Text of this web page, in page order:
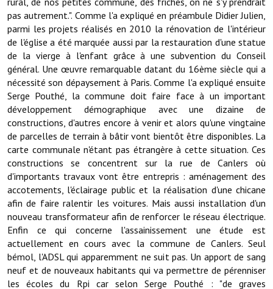
Communauté de communes
Autres groupements
Les réseaux partenaires
L'association des maires
L'office de tourisme
Le conseil départemental
VILLE PRATIQUE
Services publics intercommunaux
Affaires scolaires, CCAS
Eaux, assainissement
France services
pas autrement.". Comme l'a expliqué en préambule Didier Julien,
parmi les projets réalisés en 2010 la rénovation de l'intérieur
de l'église a été marquée aussi par la restauration d'une statue
de la vierge à l'enfant grâce à une subvention du Conseil
général. Une œuvre remarquable datant du 16ème siècle qui a
nécessité son dépaysement à Paris. Comme l'a expliqué ensuite
Serge Pouthé, la commune doit faire face à un important
développement démographique avec une dizaine de
constructions, d'autres encore à venir et alors qu'une vingtaine
de parcelles de terrain à bâtir vont bientôt être disponibles. La
carte communale n'étant pas étrangère à cette situation. Ces
constructions se concentrent sur la rue de Canlers où
d'importants travaux vont être entrepris : aménagement des
accotements, l'éclairage public et la réalisation d'une chicane
afin de faire ralentir les voitures. Mais aussi installation d'un
nouveau transformateur afin de renforcer le réseau électrique.
Enfin ce qui concerne l'assainissement une étude est
actuellement en cours avec la commune de Canlers. Seul
bémol, l'ADSL qui apparemment ne suit pas. Un apport de sang
neuf et de nouveaux habitants qui va permettre de pérenniser
les écoles du Rpi car selon Serge Pouthé : "de graves